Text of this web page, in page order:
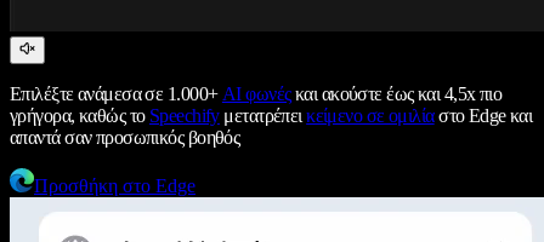
Επιλέξτε ανάμεσα σε 1.000+ AI φωνέςκαι ακούστε έως και 4,5x πιο
γρήγορα, καθώς το Speechifyμετατρέπεικείμενο σε ομιλίαστο Edge και
απαντά σαν προσωπικός βοηθός
Προσθήκη στο Edge